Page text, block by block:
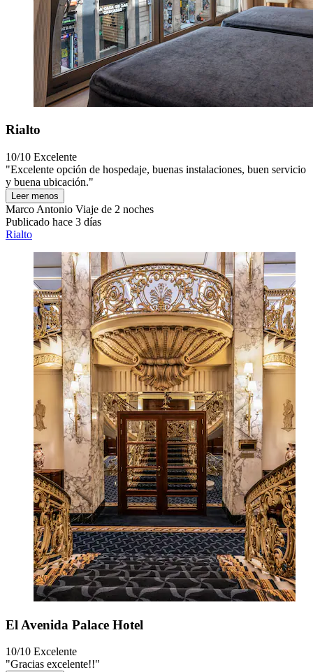
Rialto
10/10 Excelente
"Excelente opción de hospedaje, buenas instalaciones, buen servicio
y buena ubicación."
Leer menos
Marco Antonio Viaje de 2 noches
Publicado hace 3 días
Rialto
El Avenida Palace Hotel
10/10 Excelente
"Gracias excelente!!"